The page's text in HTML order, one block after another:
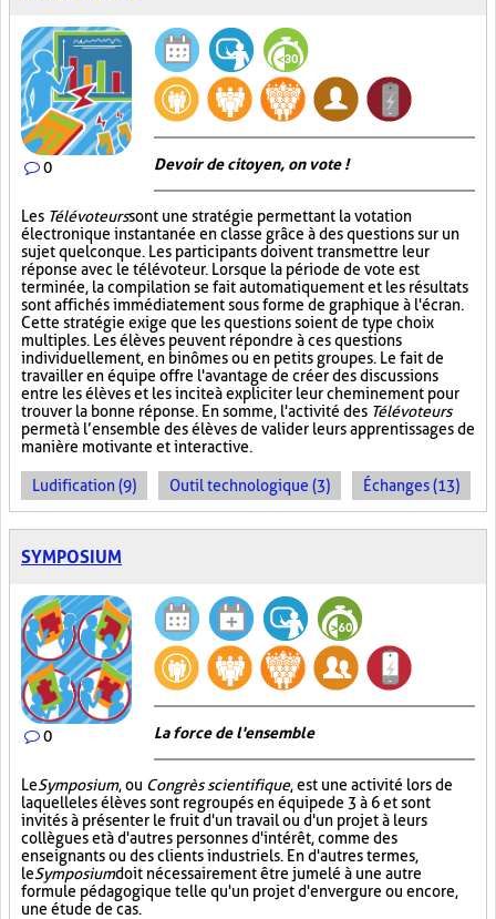
0 Devoir de citoyen, on vote !
Les Télévoteurssont une stratégie permettant la votation
électronique instantanée en classe grâce à des questions sur un
sujet quelconque. Les participants doivent transmettre leur
réponse avec le télévoteur. Lorsque la période de vote est
terminée, la compilation se fait automatiquement et les résultats
sont affichés immédiatement sous forme de graphique à l'écran.
Cette stratégie exige que les questions soient de type choix
multiples. Les élèves peuvent répondre à ces questions
individuellement, en binômes ou en petits groupes. Le fait de
travailler en équipe offre l'avantage de créer des discussions
entre les élèves et les incite à expliciter leur cheminement pour
trouver la bonne réponse. En somme, l'activité des Télévoteurs
permet à l’ensemble des élèves de valider leurs apprentissages de
manière motivante et interactive.
Ludification (9) Outil technologique (3) Échanges (13)
SYMPOSIUM
0 La force de l'ensemble
LeSymposium, ou Congrès scientifique, est une activité lors de
laquelle les élèves sont regroupés en équipe de 3 à 6 et sont
invités à présenter le fruit d'un travail ou d'un projet à leurs
collègues et à d'autres personnes d'intérêt, comme des
enseignants ou des clients industriels. En d'autres termes,
leSymposiumdoit nécessairement être jumelé à une autre
formule pédagogique telle qu'un projet d'envergure ou encore,
une étude de cas.